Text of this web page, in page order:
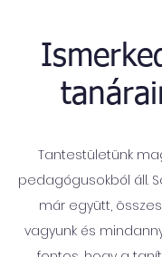
Tantestületünk
pedagógusokból áll.
már együtt,
vagyunk és